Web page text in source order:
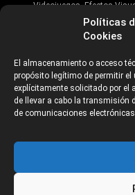
Políticas
Cookies
El almacenamiento o acceso
propósito legítimo de permitir el
explícitamente solicitado por el
de llevar a cabo la transmisión
de comunicaciones
Videojuegos, Efectos
Hablamos de estas industrias
especial al talento,
ANUNCIANTES AVISO DE
©2026